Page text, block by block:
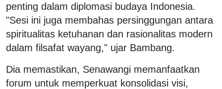
penting dalam diplomasi budaya Indonesia.
"Sesi ini juga membahas persinggungan antara
spiritualitas ketuhanan dan rasionalitas modern
dalam filsafat wayang," ujar Bambang.
Dia memastikan, Senawangi memanfaatkan
forum untuk memperkuat konsolidasi visi,